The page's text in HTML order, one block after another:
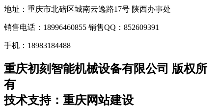
地址：重庆市北碚区城南云逸路17号 陕西办事处
销售电话：18996460855 销售QQ：852609391
手机：18983184488
重庆初刻智能机械设备有限公司 版权所
有
技术支持：重庆网站建设